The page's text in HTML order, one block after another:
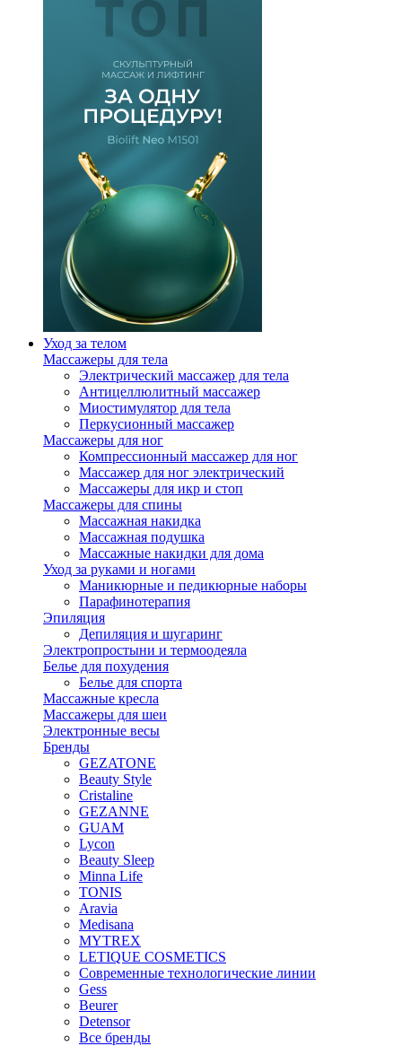
Уход за телом
Массажеры для тела
Электрический массажер для тела
Антицеллюлитный массажер
Миостимулятор для тела
Перкусионный массажер
Массажеры для ног
Компрессионный массажер для ног
Массажер для ног электрический
Массажеры для икр и стоп
Массажеры для спины
Массажная накидка
Массажная подушка
Массажные накидки для дома
Уход за руками и ногами
Маникюрные и педикюрные наборы
Парафинотерапия
Эпиляция
Депиляция и шугаринг
Электропростыни и термоодеяла
Белье для похудения
Белье для спорта
Массажные кресла
Массажеры для шеи
Электронные весы
Бренды
GEZATONE
Beauty Style
Cristaline
GEZANNE
GUAM
Lycon
Beauty Sleep
Minna Life
TONIS
Aravia
Medisana
MYTREX
LETIQUE COSMETICS
Современные технологические линии
Gess
Beurer
Detensor
Все бренды